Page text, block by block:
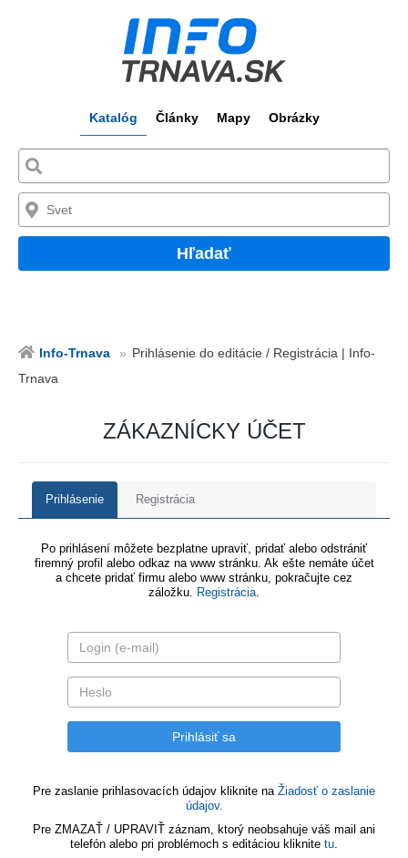
Katalóg Články Mapy Obrázky
Hľadať
Info-Trnava
Prihlásenie do editácie / Registrácia | Info-
Trnava
ZÁKAZNÍCKY ÚČET
Prihlásenie Registrácia
Po prihlásení môžete bezplatne upraviť, pridať alebo odstrániť
firemný profil alebo odkaz na www stránku. Ak ešte nemáte účet
a chcete pridať firmu alebo www stránku, pokračujte cez
záložku. Registrácia.
Pre zaslanie prihlasovacích údajov kliknite na Žiadosť o zaslanie
údajov.
Pre ZMAZAŤ / UPRAVIŤ záznam, ktorý neobsahuje váš mail ani
telefón alebo pri problémoch s editáciou kliknite tu.